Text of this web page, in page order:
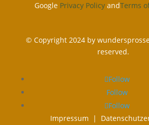
Google Privacy PolicyandTerms
© Copyright 2024 by
reserved.
Follow
Follow
Follow
Impressum |